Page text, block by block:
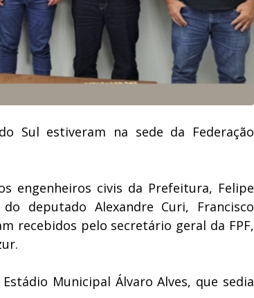
Sul estiveram na sede da Federação
engenheiros civis da Prefeitura, Felipe
deputado Alexandre Curi, Francisco
recebidos pelo secretário geral da FPF,
Municipal Álvaro Alves, que sedia